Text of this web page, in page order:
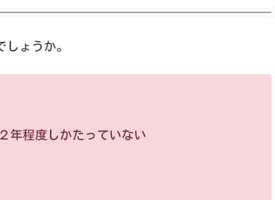
ょうか。
年程度しかたっていない